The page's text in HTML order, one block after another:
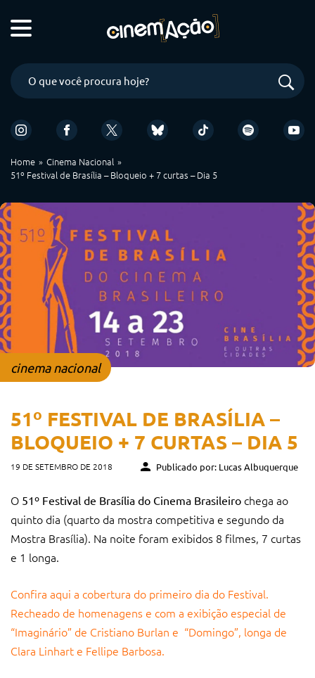
Home
Cinema Nacional
51º Festival de Brasília – Bloqueio + 7 curtas – Dia 5
cinema nacional
51º FESTIVAL DE BRASÍLIA –
BLOQUEIO + 7 CURTAS – DIA 5
19 DE SETEMBRO DE 2018 Publicado por: Lucas Albuquerque
O 51º Festival de Brasília do Cinema Brasileiro chega ao
quinto dia (quarto da mostra competitiva e segundo da
Mostra Brasília). Na noite foram exibidos 8 filmes, 7 curtas
e 1 longa.
Confira aqui a cobertura do primeiro dia do Festival.
Recheado de homenagens e com a exibição especial de
“Imaginário” de Cristiano Burlan e “Domingo”, longa de
Clara Linhart e Fellipe Barbosa.